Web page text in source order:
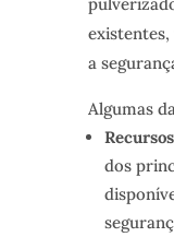
a
Algumas
dos